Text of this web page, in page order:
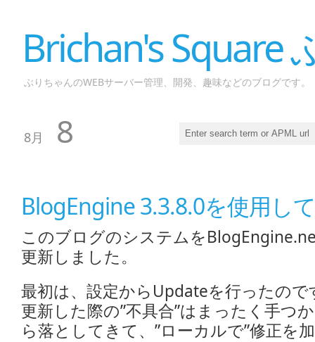
Brichan's Square
ぶりちゃんのWEBサーバー管理、開発、趣味などのブログです。
8月 8
BlogEngine 3.3.8.0を使用し
このブログのシステムを
更新しました。
最初は、設定からUpdateを行ったので
更新した際の”不具合”はまったく手つ
ら落としてきて、”ローカルで”修正を